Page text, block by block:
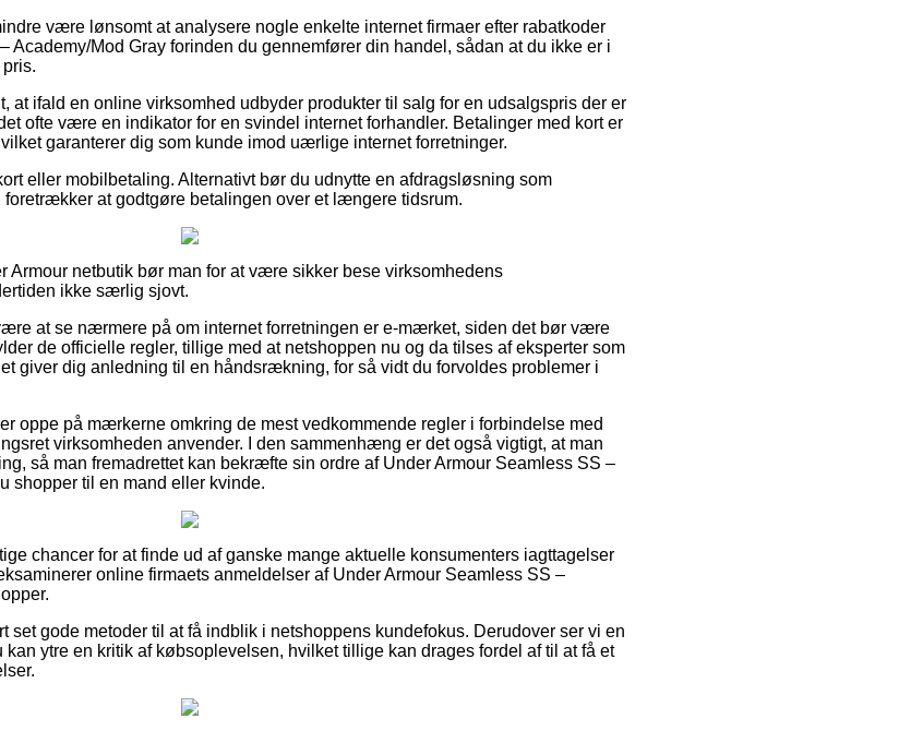
være lønsomt at analysere nogle enkelte internet firmaer efter rabatkoder
Academy/Mod Gray forinden du gennemfører din handel, sådan at du ikke er i
at ifald en online virksomhed udbyder produkter til salg for en udsalgspris der er
ofte være en indikator for en svindel internet forhandler. Betalinger med kort er
garanterer dig som kunde imod uærlige internet forretninger.
eller mobilbetaling. Alternativt bør du udnytte en afdragsløsning som
at godtgøre betalingen over et længere tidsrum.
Armour netbutik bør man for at være sikker bese virksomhedens
ikke særlig sjovt.
at se nærmere på om internet forretningen er e-mærket, siden det bør være
de officielle regler, tillige med at netshoppen nu og da tilses af eksperter som
giver dig anledning til en håndsrækning, for så vidt du forvoldes problemer i
oppe på mærkerne omkring de mest vedkommende regler i forbindelse med
virksomheden anvender. I den sammenhæng er det også vigtigt, at man
så man fremadrettet kan bekræfte sin ordre af Under Armour Seamless SS –
shopper til en mand eller kvinde.
chancer for at finde ud af ganske mange aktuelle konsumenters iagttagelser
online firmaets anmeldelser af Under Armour Seamless SS –
set gode metoder til at få indblik i netshoppens kundefokus. Derudover ser vi en
ytre en kritik af købsoplevelsen, hvilket tillige kan drages fordel af til at få et